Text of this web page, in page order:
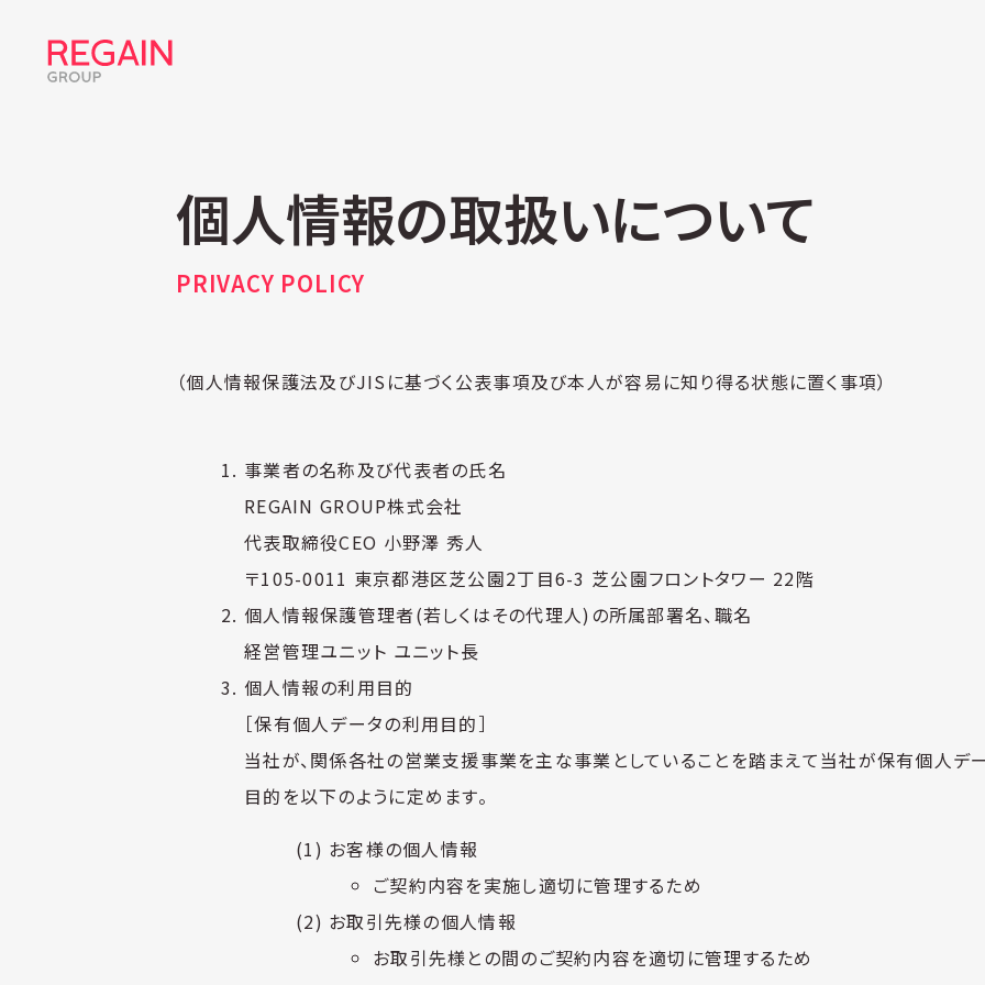
個人情報の取扱いについて
PRIVACY POLICY
（個人情報保護法及びJISに基づく公表事項及び本人が容易に知り得る状態に置く事項）
事業者の名称及び代表者の氏名
REGAIN GROUP株式会社
代表取締役CEO 小野澤 秀人
〒105-0011 東京都港区芝公園2丁目6-3 芝公園フロントタワー 22階
個人情報保護管理者(若しくはその代理人)の所属部署名、職名
経営管理ユニット ユニット長
個人情報の利用目的
［保有個人データの利用目的］
当社が、関係各社の営業支援事業を主な事業としていることを踏まえて当社が保有個人デ
目的を以下のように定めます。
お客様の個人情報
ご契約内容を実施し適切に管理するため
お取引先様の個人情報
お取引先様との間のご契約内容を適切に管理するため